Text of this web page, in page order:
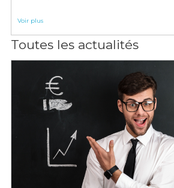
Voir plus
Toutes les actualités